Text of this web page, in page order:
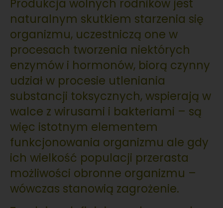
Produkcja wolnych rodników jest
naturalnym skutkiem starzenia się
organizmu, uczestniczą one w
procesach tworzenia niektórych
enzymów i hormonów, biorą czynny
udział w procesie utleniania
substancji toksycznych, wspierają w
walce z wirusami i bakteriami – są
więc istotnym elementem
funkcjonowania organizmu ale gdy
ich wielkość populacji przerasta
możliwości obronne organizmu –
wówczas stanowią zagrożenie.